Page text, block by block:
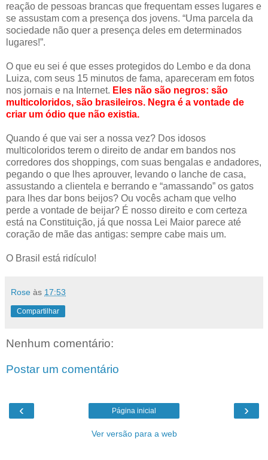
reação de pessoas brancas que frequentam esses lugares e
se assustam com a presença dos jovens. “Uma parcela da
sociedade não quer a presença deles em determinados
lugares!”.
O que eu sei é que esses protegidos do Lembo e da dona
Luiza, com seus 15 minutos de fama, apareceram em fotos
nos jornais e na Internet. Eles não são negros: são
multicoloridos, são brasileiros. Negra é a vontade de
criar um ódio que não existia.
Quando é que vai ser a nossa vez? Dos idosos
multicoloridos terem o direito de andar em bandos nos
corredores dos shoppings, com suas bengalas e andadores,
pegando o que lhes aprouver, levando o lanche de casa,
assustando a clientela e berrando e “amassando” os gatos
para lhes dar bons beijos? Ou vocês acham que velho
perde a vontade de beijar? É nosso direito e com certeza
está na Constituição, já que nossa Lei Maior parece até
coração de mãe das antigas: sempre cabe mais um.
O Brasil está ridículo!
Rose às 17:53
Compartilhar
Nenhum comentário:
Postar um comentário
‹ ›
Página inicial
Ver versão para a web